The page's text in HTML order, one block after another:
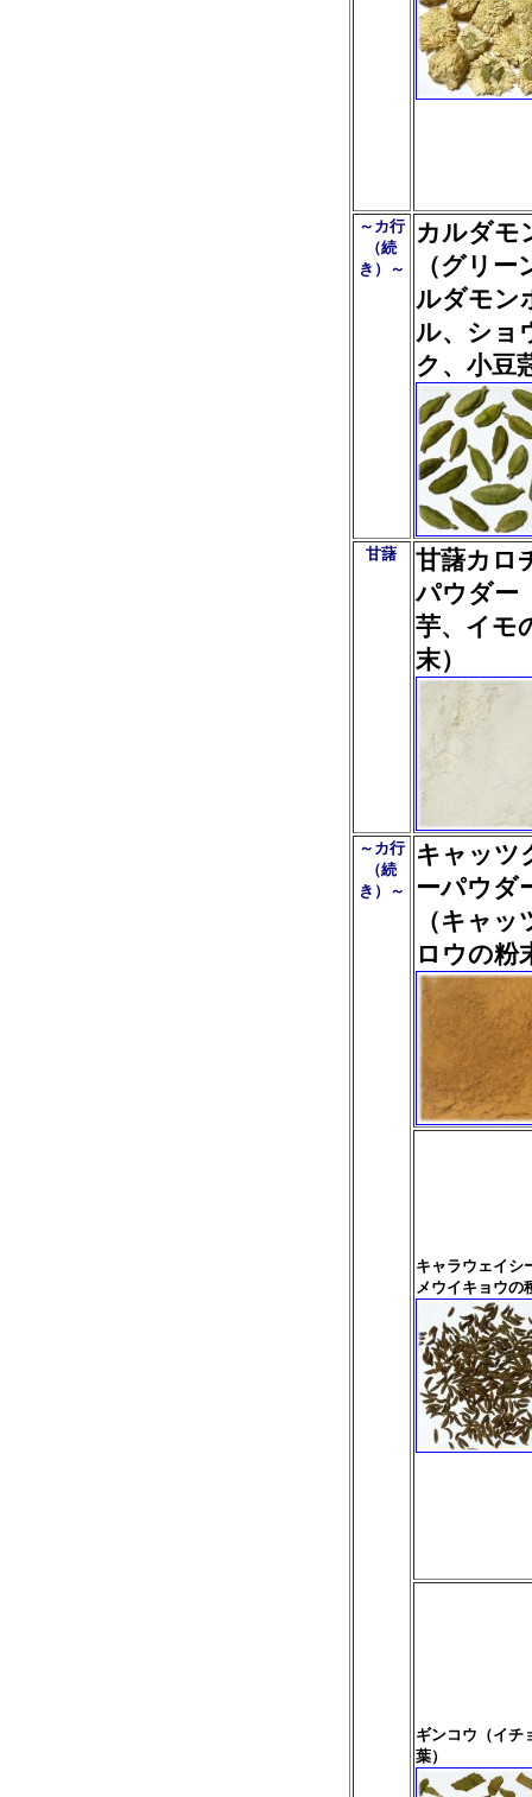
～カ行
（続
き）～
カルダモ
（グリー
ルダモン
ル、ショ
ク、小豆
甘藷
甘藷カロ
パウダー
芋、イモ
末）
～カ行
（続
き）～
キャッツ
ーパウダ
（キャッ
ロウの粉
キャラウェイシ
メウイキョウの
ギンコウ（イチ
葉）